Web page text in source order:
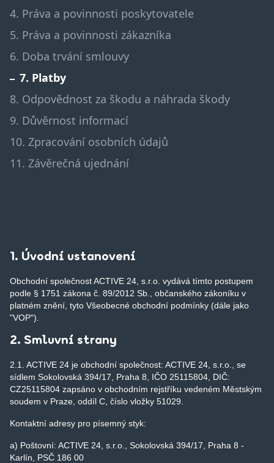
4. Práva a povinnosti poskytovatele
5. Práva a povinnosti zákazníka
6. Doba trvání smlouvy
7. Platby
8. Odpovědnost za škodu a náhrada škody
9. Důvěrnost informací
10. Zpracování osobních údajů
11. Závěrečná ujednání
1. Úvodní ustanovení
Obchodní společnost ACTIVE 24, s.r.o. vydává tímto postupem
podle § 1751 zákona č. 89/2012 Sb., občanského zákoníku v
platném znění, tyto Všeobecné obchodní podmínky (dále jako
"VOP").
2. Smluvní strany
2.1. ACTIVE 24 je obchodní společnost: ACTIVE 24, s.r.o., se
sídlem Sokolovská 394/17, Praha 8, IČO 25115804, DIČ:
CZ25115804 zapsáno v obchodním rejstříku vedeném Městským
soudem v Praze, oddíl C, číslo vložky 51029.
Kontaktní adresy pro písemný styk:
a) Poštovní: ACTIVE 24, s.r.o., Sokolovská 394/17, Praha 8 -
Karlín, PSČ 186 00